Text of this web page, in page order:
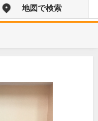
地図で検索